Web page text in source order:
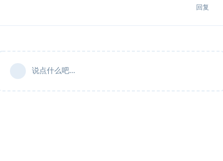
回复
说点什么吧...